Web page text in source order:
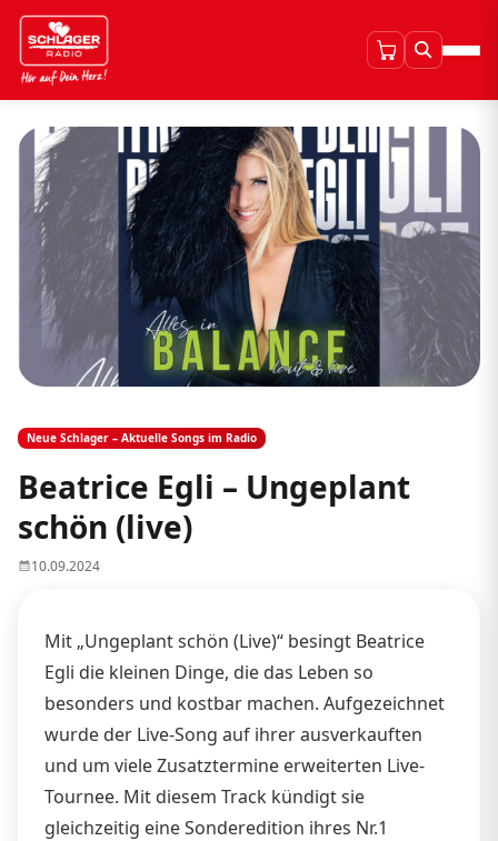
Neue Schlager – Aktuelle Songs im Radio
Beatrice Egli – Ungeplant
schön (live)
10.09.2024
Mit „Ungeplant schön (Live)“ besingt Beatrice
Egli die kleinen Dinge, die das Leben so
besonders und kostbar machen. Aufgezeichnet
wurde der Live-Song auf ihrer ausverkauften
und um viele Zusatztermine erweiterten Live-
Tournee. Mit diesem Track kündigt sie
gleichzeitig eine Sonderedition ihres Nr.1